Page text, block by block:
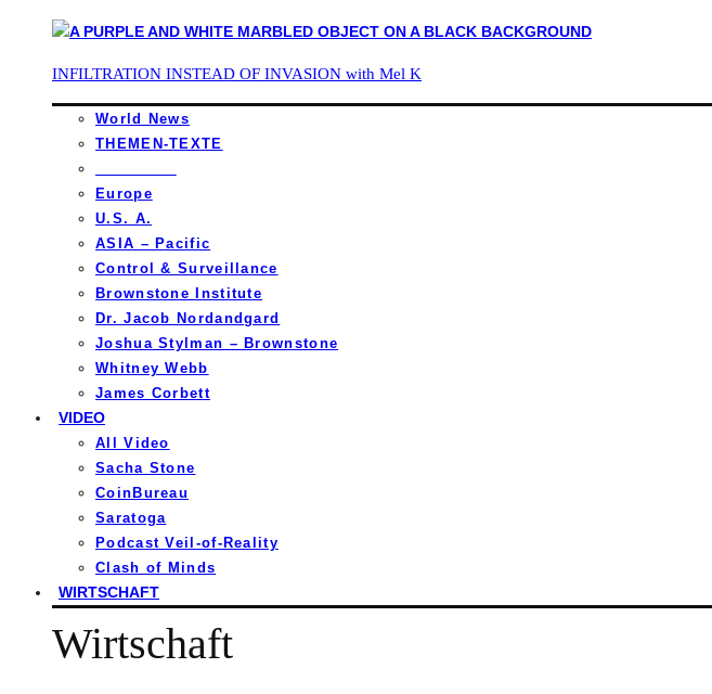
INFILTRATION INSTEAD OF INVASION with Mel K
World News
THEMEN-TEXTE
Europe
U.S. A.
ASIA – Pacific
Control & Surveillance
Brownstone Institute
Dr. Jacob Nordandgard
Joshua Stylman – Brownstone
Whitney Webb
James Corbett
VIDEO
All Video
Sacha Stone
CoinBureau
Saratoga
Podcast Veil-of-Reality
Clash of Minds
WIRTSCHAFT
Wirtschaft